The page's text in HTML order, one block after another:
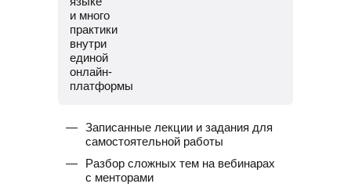
и много
практики
внутри
единой
онлайн-
платформы
Записанные лекции и задания для
самостоятельной работы
Разбор сложных тем на вебинарах
с менторами